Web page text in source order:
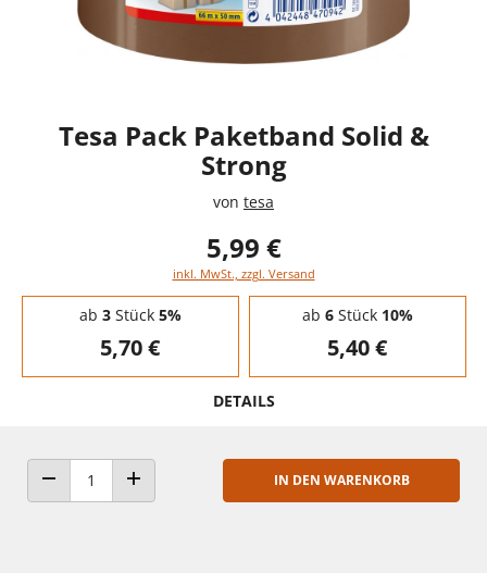
Tesa Pack Paketband Solid &
Strong
von tesa
5,99 €
inkl. MwSt., zzgl. Versand
Staffelpreise - Mengenrabatt
ab 3Stück 5%
5,70 €
ab 6Stück 10%
5,40 €
DETAILS
ANZAHL VERRINGERNANZAHL ERHÖHEN
IN DEN WARENKORB